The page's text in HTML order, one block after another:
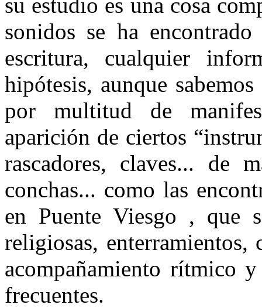
sonidos se ha
escritura, cualquier
hipótesis, aunque
por multitud de
aparición de ciertos
rascadores, claves... de
conchas... como las
en Puente Viesgo , que
religiosas, enterramientos,
acompañamiento rítmico
frecuentes.